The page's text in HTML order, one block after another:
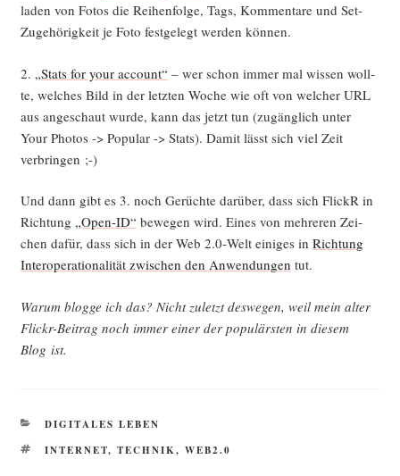
la­den von Fotos die Rei­hen­fol­ge, Tags, Kom­men­ta­re und Set-
Zuge­hö­rig­keit je Foto fest­ge­legt wer­den können.
2. „Stats for your account“ – wer schon immer mal wis­sen woll­
te, wel­ches Bild in der letz­ten Woche wie oft von wel­cher URL
aus ange­schaut wur­de, kann das jetzt tun (zugäng­lich unter
Your Pho­tos -> Popu­lar -> Stats). Damit lässt sich viel Zeit
verbringen ;-)
Und dann gibt es 3. noch Gerüch­te dar­über, dass sich FlickR in
Rich­tung „Open-ID“ bewe­gen wird. Eines von meh­re­ren Zei­
chen dafür, dass sich in der Web 2.0‑Welt eini­ges in Rich­tung
Inter­ope­ra­tio­na­li­tät zwi­schen den Anwen­dun­gen tut.
War­um blog­ge ich das? Nicht zuletzt des­we­gen, weil mein alter
Flickr-Bei­trag noch immer einer der popu­lärs­ten in die­sem
Blog ist.
KATEGORIEN
DIGITALES LEBEN
SCHLAGWÖRTER
INTERNET, TECHNIK, WEB2.0